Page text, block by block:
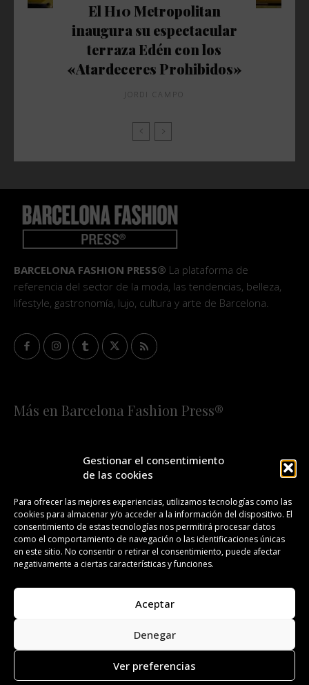
Gestionar el consentimiento
de las cookies
Para ofrecer las mejores experiencias, utilizamos tecnologías como las
cookies para almacenar y/o acceder a la información del dispositivo. El
consentimiento de estas tecnologías nos permitirá procesar datos
como el comportamiento de navegación o las identificaciones únicas
en este sitio. No consentir o retirar el consentimiento, puede afectar
negativamente a ciertas características y funciones.
Aceptar
Denegar
Ver preferencias
El H10 Metropolitan
inaugura su espectacular
terraza Edén con los
«Atardeceres Prohibidos»
JORDI CAMPO
BARCELONA FASHION PRESS® La plataforma de
referencia del sector de la moda, las tendencias, belleza,
lifestyle, gastronomía, lujo, cultura y arte de Barcelona.
Más en Barcelona Fashion Press®
¡SUSCRÍBETE A NUESTRA FASHION NEWS!
CONTACTO REDACCIÓN PUBLICIDAD
ISSN 2385-4839 DL B 27443-2014
Todos los derechos reservados. Copyright 2008-2024.
Barcelona Fashion Press®/™ es una marca registrada.